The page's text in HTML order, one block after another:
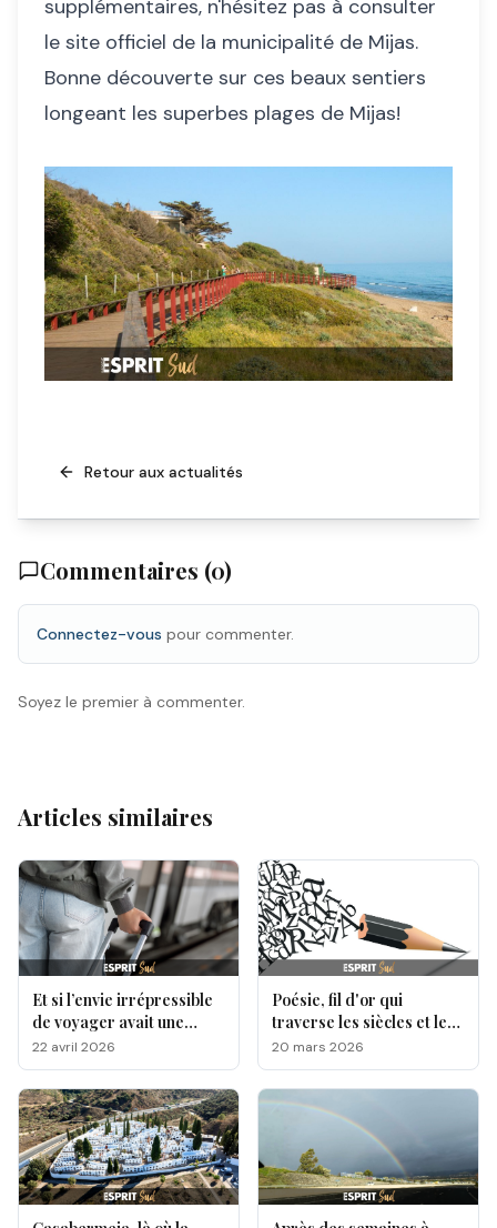
supplémentaires, n'hésitez pas à consulter
le site officiel de la municipalité de Mijas.
Bonne découverte sur ces beaux sentiers
longeant les superbes plages de Mijas!
Retour aux actualités
Commentaires (0)
Connectez-vous pour commenter.
Soyez le premier à commenter.
Articles similaires
Et si l’envie irrépressible
de voyager avait une
origine génétique ?
22 avril 2026
Poésie, fil d'or qui
traverse les siècles et les
cultures
20 mars 2026